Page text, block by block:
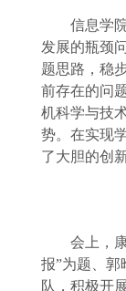
信息学
发展的瓶颈
题思路，稳
前存在的问
机科学与技
势。在实现
了大胆的创
会上，
报”为题、 郭
队，积极开